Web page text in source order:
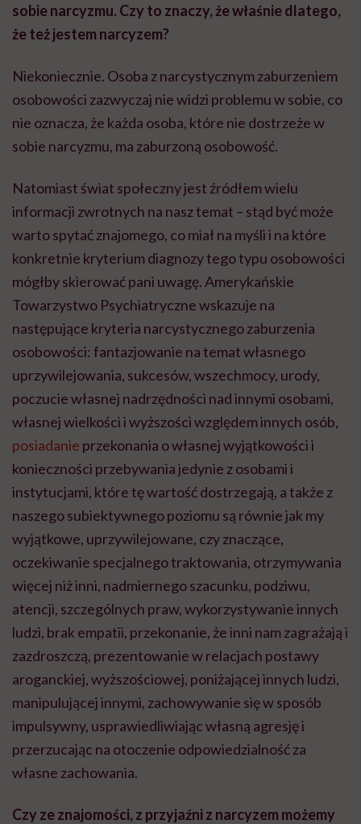
sobie narcyzmu. Czy to znaczy, że właśnie dlatego,
że też jestem narcyzem?
Niekoniecznie. Osoba z narcystycznym zaburzeniem
osobowości zazwyczaj nie widzi problemu w sobie, co
nie oznacza, że każda osoba, które nie dostrzeże w
sobie narcyzmu, ma zaburzoną osobowość.
Natomiast świat społeczny jest źródłem wielu
informacji zwrotnych na nasz temat – stąd być może
warto spytać znajomego, co miał na myśli i na które
konkretnie kryterium diagnozy tego typu osobowości
mógłby skierować pani uwagę. Amerykańskie
Towarzystwo Psychiatryczne wskazuje na
następujące kryteria narcystycznego zaburzenia
osobowości: fantazjowanie na temat własnego
uprzywilejowania, sukcesów, wszechmocy, urody,
poczucie własnej nadrzędności nad innymi osobami,
własnej wielkości i wyższości względem innych osób,
posiadanie przekonania o własnej wyjątkowości i
konieczności przebywania jedynie z osobami i
instytucjami, które tę wartość dostrzegają, a także z
naszego subiektywnego poziomu są równie jak my
wyjątkowe, uprzywilejowane, czy znaczące,
oczekiwanie specjalnego traktowania, otrzymywania
więcej niż inni, nadmiernego szacunku, podziwu,
atencji, szczególnych praw, wykorzystywanie innych
ludzi, brak empatii, przekonanie, że inni nam zagrażają i
zazdroszczą, prezentowanie w relacjach postawy
aroganckiej,wyższościowej, poniżającej innych ludzi,
manipulującej innymi, zachowywanie się w sposób
impulsywny, usprawiedliwiając własną agresję i
przerzucając na otoczenie odpowiedzialność za
własne zachowania.
Czy ze znajomości, z przyjaźni z narcyzem możemy